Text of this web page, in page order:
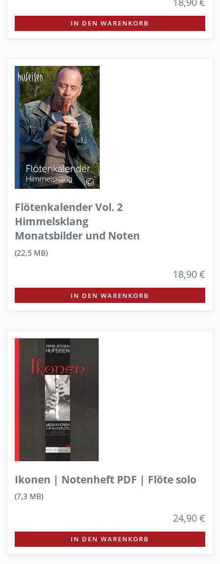
IN DEN WARENKORB
Flötenkalender Vol. 2
Himmelsklang
Monatsbilder und Noten
(22,5 MB)
18,90 €
IN DEN WARENKORB
Ikonen | Notenheft PDF | Flöte solo
(7,3 MB)
24,90 €
IN DEN WARENKORB